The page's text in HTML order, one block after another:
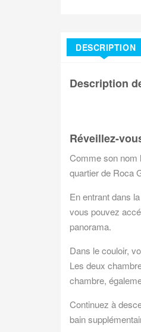
DESCRIPTION
Description
Réveillez-
Comme son nom
quartier de Roca
En entrant dans
vous pouvez
panorama.
Dans le couloir,
Les deux
chambre,
Continuez à
bain